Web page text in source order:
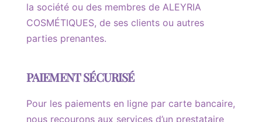
la société ou des membres de ALEYRIA
COSMÉTIQUES, de ses clients ou autres
parties prenantes.
PAIEMENT SÉCURISÉ
Pour les paiements en ligne par carte bancaire,
nous recourons aux services d’un prestataire